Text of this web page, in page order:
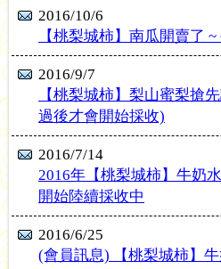
2016/10/6
【桃梨城柿】南瓜開賣了 ~
2016/9/7
【桃梨城柿】梨山蜜梨搶
過後才會開始採收)
2016/7/14
2016年【桃梨城柿】牛奶
開始陸續採收中
2016/6/25
(會員訊息) 【桃梨城柿】